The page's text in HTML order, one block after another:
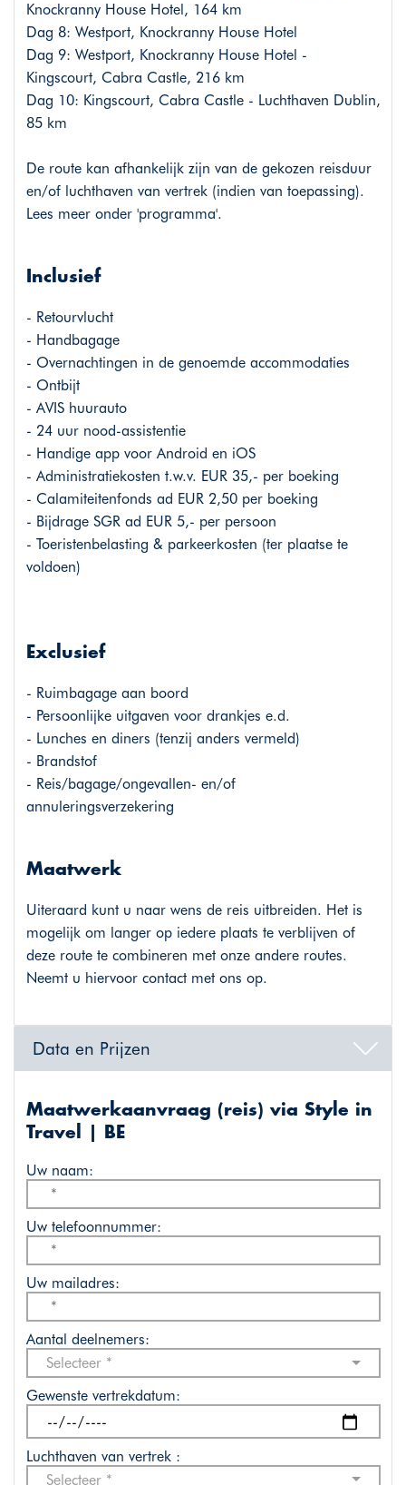
Knockranny House Hotel, 164 km
Dag 8: Westport, Knockranny House Hotel
Dag 9: Westport, Knockranny House Hotel -
Kingscourt, Cabra Castle, 216 km
Dag 10: Kingscourt, Cabra Castle - Luchthaven Dublin,
85 km
De route kan afhankelijk zijn van de gekozen reisduur
en/of luchthaven van vertrek (indien van toepassing).
Lees meer onder 'programma'.
Inclusief
- Retourvlucht
- Handbagage
- Overnachtingen in de genoemde accommodaties
- Ontbijt
- AVIS huurauto
- 24 uur nood-assistentie
- Handige app voor Android en iOS
- Administratiekosten t.w.v. EUR 35,- per boeking
- Calamiteitenfonds ad EUR 2,50 per boeking
- Bijdrage SGR ad EUR 5,- per persoon
- Toeristenbelasting & parkeerkosten (ter plaatse te
voldoen)
Exclusief
- Ruimbagage aan boord
- Persoonlijke uitgaven voor drankjes e.d.
- Lunches en diners (tenzij anders vermeld)
- Brandstof
- Reis/bagage/ongevallen- en/of
annuleringsverzekering
Maatwerk
Uiteraard kunt u naar wens de reis uitbreiden. Het is
mogelijk om langer op iedere plaats te verblijven of
deze route te combineren met onze andere routes.
Neemt u hiervoor contact met ons op.
Data en Prijzen
Maatwerkaanvraag (reis) via Style in
Travel | BE
Uw naam:
Uw telefoonnummer:
Uw mailadres:
Aantal deelnemers:
Selecteer *
Gewenste vertrekdatum:
Luchthaven van vertrek :
Selecteer *